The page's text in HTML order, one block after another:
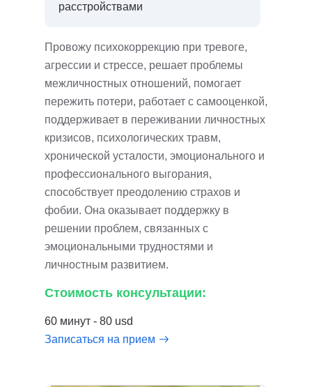
расстройствами
Провожу психокоррекцию при тревоге,
агрессии и стрессе, решает проблемы
межличностных отношений, помогает
пережить потери, работает с самооценкой,
поддерживает в переживании личностных
кризисов, психологических травм,
хронической усталости, эмоционального и
профессионального выгорания,
способствует преодолению страхов и
фобии. Она оказывает поддержку в
решении проблем, связанных с
эмоциональными трудностями и
личностным развитием.
Стоимость консультации:
60 минут - 80 usd
Записаться на прием